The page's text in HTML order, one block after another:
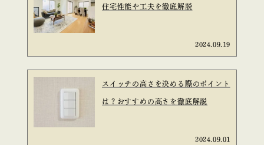
住宅性能や工夫を徹底解説
2024.09.19
スイッチの高さを決める際のポイント
は？おすすめの高さを徹底解説
2024.09.01